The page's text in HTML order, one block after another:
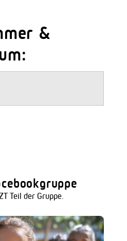
&
Teil der Gruppe.